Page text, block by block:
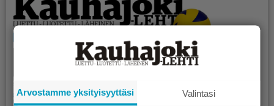
Arvostamme yksityisyyttäsi Valintasi